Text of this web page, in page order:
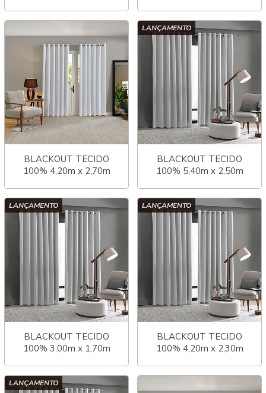
BLACKOUT TECIDO
100% 4,20m x 2,70m
LANÇAMENTO
BLACKOUT TECIDO
100% 5,40m x 2,50m
LANÇAMENTO
BLACKOUT TECIDO
100% 3,00m x 1,70m
LANÇAMENTO
BLACKOUT TECIDO
100% 4,20m x 2,30m
LANÇAMENTO